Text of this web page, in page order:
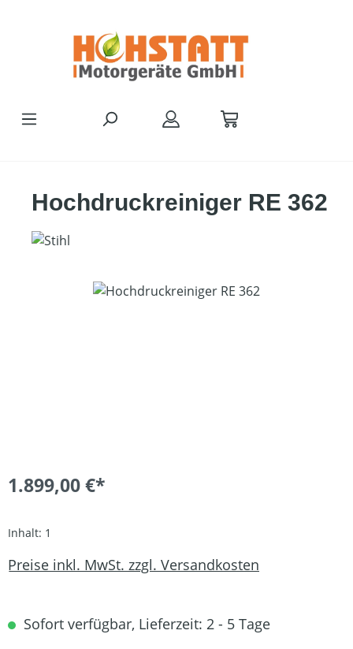
Hochdruckreiniger RE 362
Bildergalerie überspringen
1.899,00 €*
Inhalt: 1
Preise inkl. MwSt. zzgl. Versandkosten
Sofort verfügbar, Lieferzeit: 2 - 5 Tage